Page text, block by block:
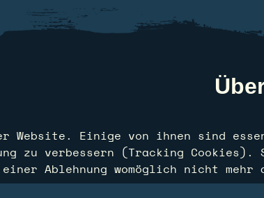
Website. Einige von ihnen sind
zu verbessern (Tracking
Ablehnung womöglich nicht